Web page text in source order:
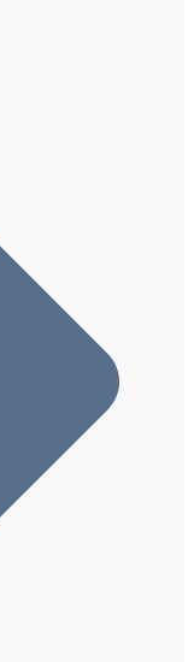
指南
详情
（实验性功能）
数据标记简介及其运
化数据
化数据标记(结构化数